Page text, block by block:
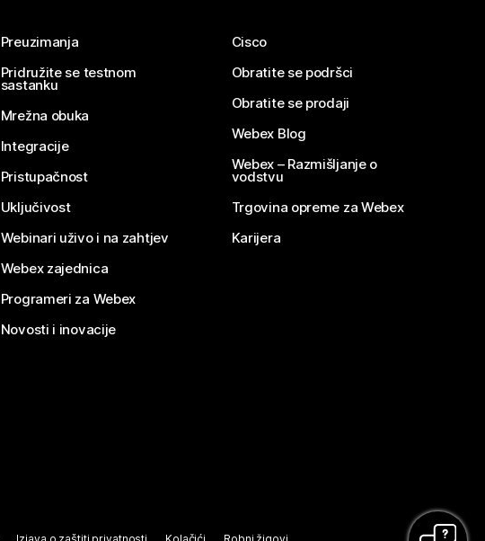
Preuzimanja
Pridružite se testnom
sastanku
Mrežna obuka
Integracije
Pristupačnost
Uključivost
Webinari uživo i na zahtjev
Webex zajednica
Programeri za Webex
Novosti i inovacije
Cisco
Obratite se podršci
Obratite se prodaji
Webex Blog
Webex – Razmišljanje o
vodstvu
Trgovina opreme za Webex
Karijera